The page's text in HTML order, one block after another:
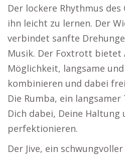
Der lockere Rhythmus des
ihn leicht zu lernen. Der
verbindet sanfte
Musik. Der Foxtrott bietet
Möglichkeit, langsame
kombinieren und dabei
Die Rumba, ein
Dich dabei, Deine Haltung
perfektionieren.
Der Jive, ein